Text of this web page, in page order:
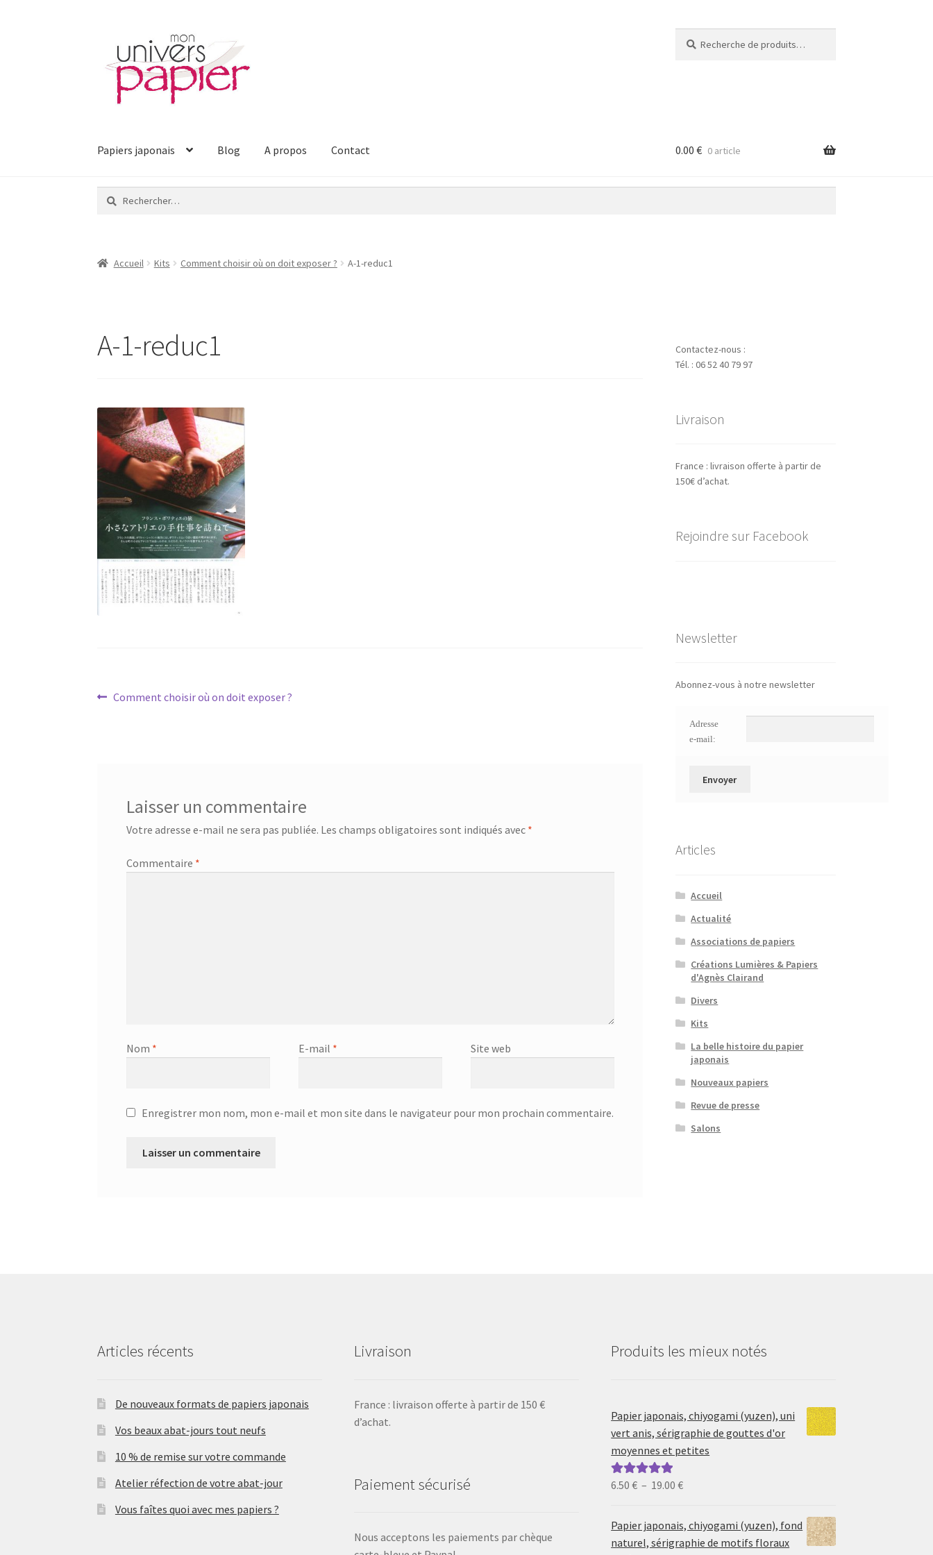
la
navigation
contenu
pour :
Papiers japonais Blog A propos Contact 0.00 € 0 article
Rechercher :
Accueil Kits Comment choisir où on doit exposer ? A-1-reduc1
A-1-reduc1
Navigation
Article
Comment choisir où on doit exposer ?
Laisser un commentaire
Votre adresse e-mail ne sera pas publiée. Les champs obligatoires sont indiqués avec *
Commentaire *
Nom * E-mail * Site web
Enregistrer mon nom, mon e-mail et mon site dans le navigateur pour mon prochain commentaire.
Contactez-nous :
Tél. : 06 52 40 79 97
Livraison
France : livraison offerte à partir de
150€ d’achat.
Rejoindre sur Facebook
Newsletter
Abonnez-vous à notre newsletter
Adresse
e-mail:
Articles
Accueil
Actualité
Associations de papiers
Créations Lumières & Papiers
d'Agnès Clairand
Divers
Kits
La belle histoire du papier
japonais
Nouveaux papiers
Revue de presse
Salons
Articles récents
De nouveaux formats de papiers japonais
Vos beaux abat-jours tout neufs
10 % de remise sur votre commande
Atelier réfection de votre abat-jour
Vous faîtes quoi avec mes papiers ?
Livraison
France : livraison offerte à partir de 150 €
d’achat.
Paiement sécurisé
Nous acceptons les paiements par chèque
Produits les mieux notés
Papier japonais, chiyogami (yuzen), uni
vert anis, sérigraphie de gouttes d'or
moyennes et petites
Note5.00sur
6.50€ – 19.00€Plage
prix :
6.50 €
Papier japonais, chiyogami (yuzen), fond
naturel, sérigraphie de motifs floraux